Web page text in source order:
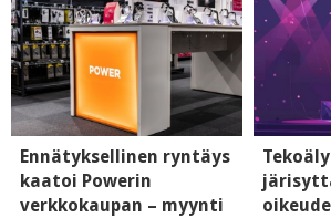
Ennätyksellinen ryntäys
kaatoi Powerin
verkkokaupan – myynti